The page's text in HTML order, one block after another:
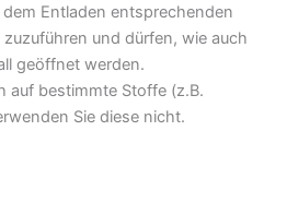
Entladen entsprechenden
und dürfen, wie auch
geöffnet werden.
auf bestimmte Stoffe (z.B.
Sie diese nicht.